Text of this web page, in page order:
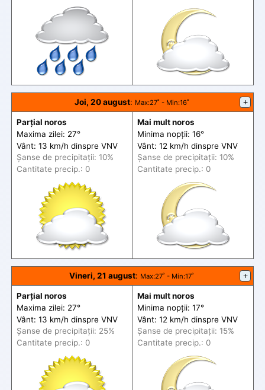
Joi, 20 august: Max:27˚ - Min:16˚ +
Parțial noros
Maxima zilei: 27°
Vânt: 13 km/h dinspre VNV
Șanse de precipitații: 10%
Cantitate precip.: 0
Mai mult noros
Minima nopții: 16°
Vânt: 12 km/h dinspre VNV
Șanse de precipitații: 10%
Cantitate precip.: 0
Vineri, 21 august: Max:27˚ - Min:17˚ +
Parțial noros
Maxima zilei: 27°
Vânt: 13 km/h dinspre VNV
Șanse de precipitații: 25%
Cantitate precip.: 0
Mai mult noros
Minima nopții: 17°
Vânt: 12 km/h dinspre VNV
Șanse de precipitații: 15%
Cantitate precip.: 0